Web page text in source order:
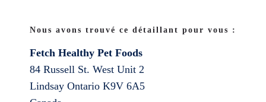
Nous avons trouvé ce détaillant pour vous :
Fetch Healthy Pet Foods
84 Russell St. West Unit 2
Lindsay Ontario K9V 6A5